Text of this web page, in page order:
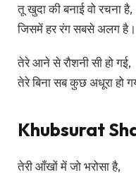
तू खुदा की बनाई वो रचना है,
जिसमें हर रंग सबसे अलग है।
तेरे आने से रौशनी सी हो गई,
तेरे बिना सब कुछ अधूरा हो
Khubsurat
तेरी आँखों में जो भरोसा है,